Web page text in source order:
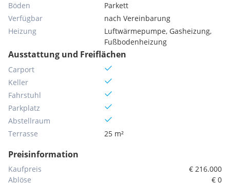
Böden
Parkett
Verfügbar
nach Vereinbarung
Heizung
Luftwärmepumpe, Gasheizung,
Fußbodenheizung
Ausstattung und Freiflächen
Carport
Keller
Fahrstuhl
Parkplatz
Abstellraum
Terrasse
25 m²
Preisinformation
Kaufpreis
€ 216.000
Ablöse
€ 0